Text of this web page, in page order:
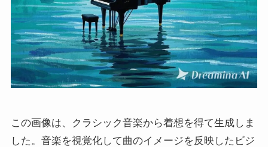
この画像は、クラシック音楽から着想を得て生成しま
した。音楽を視覚化して曲のイメージを反映したビジ